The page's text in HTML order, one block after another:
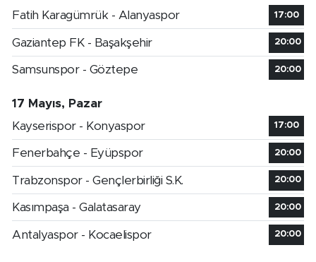
Fatih Karagümrük - Alanyaspor
17:00
Gaziantep FK - Başakşehir 20:00
Samsunspor - Göztepe 20:00
17 Mayıs, Pazar
Kayserispor - Konyaspor
17:00
Fenerbahçe - Eyüpspor 20:00
Trabzonspor - Gençlerbirliği S.K. 20:00
Kasımpaşa - Galatasaray 20:00
Antalyaspor - Kocaelispor 20:00